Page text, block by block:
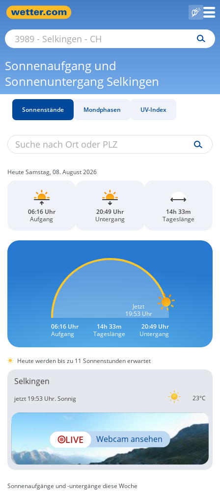
Sonnenaufgang und
Sonnenuntergang Selkingen
Sonnenstände Mondphasen UV-Index
Heute Samstag, 08. August 2026
06:16 Uhr
Aufgang
20:49 Uhr
Untergang
14h 33m
Tageslänge
Jetzt
19:53 Uhr
06:16 Uhr
Aufgang
14h 33m
Tageslänge
20:49 Uhr
Untergang
Heute werden bis zu 11 Sonnenstunden erwartet
Selkingen
23°C
jetzt 19:53 Uhr.Sonnig
LIVE Webcam ansehen
Sonnenaufgänge und -untergänge diese Woche